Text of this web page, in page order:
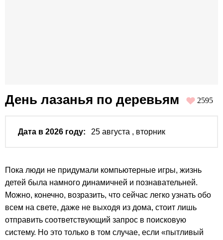
День лазанья по деревьям 2595
Дата в 2026 году: 25 августа , вторник
Пока люди не придумали компьютерные игры, жизнь
детей была намного динамичней и познавательней.
Можно, конечно, возразить, что сейчас легко узнать обо
всем на свете, даже не выходя из дома, стоит лишь
отправить соответствующий запрос в поисковую
систему. Но это только в том случае, если «пытливый